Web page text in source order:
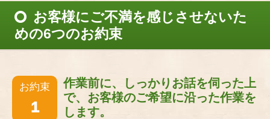
お客様にご不満を感じさせないた
めの6つのお約束
お約束
1
作業前に、しっかりお話を伺った上
で、お客様のご希望に沿った作業を
します。